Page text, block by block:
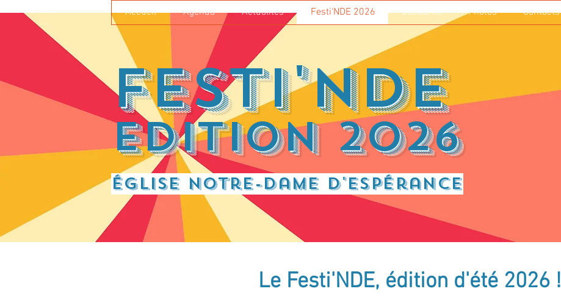
Accueil Agenda Actualités Festi'NDE 2026 Solidarité Photos Contacts
Festi'NDE
Edition2026
Église Notre-Dame d'Espérance
Le Festi'NDE, édition d'été 2026 !